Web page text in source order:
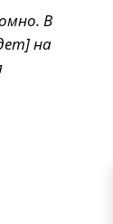
В
на